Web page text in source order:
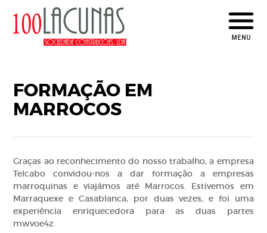
FORMAÇÃO EM
MARROCOS
Graças ao reconhecimento do nosso trabalho, a empresa
Telcabo convidou-nos a dar formação a empresas
marroquinas e viajámos até Marrocos. Estivemos em
Marraquexe e Casablanca, por duas vezes, e foi uma
experiência enriquecedora para as duas partes
mwvoe4z.